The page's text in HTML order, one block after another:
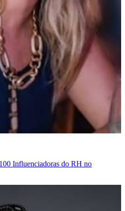
Influenciadoras do RH no